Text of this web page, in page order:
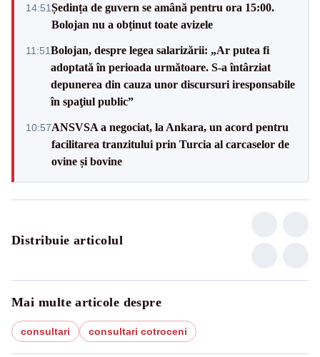
14:51Ședința de guvern se amână pentru ora 15:00.
Bolojan nu a obținut toate avizele
11:51Bolojan, despre legea salarizării: „Ar putea fi
adoptată în perioada următoare. S-a întârziat
depunerea din cauza unor discursuri iresponsabile
în spaţiul public”
10:57ANSVSA a negociat, la Ankara, un acord pentru
facilitarea tranzitului prin Turcia al carcaselor de
ovine și bovine
Distribuie articolul
Mai multe articole despre
consultari consultari cotroceni